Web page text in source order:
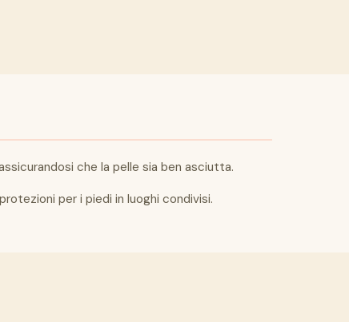
che la pelle sia ben asciutta.
per i piedi in luoghi condivisi.